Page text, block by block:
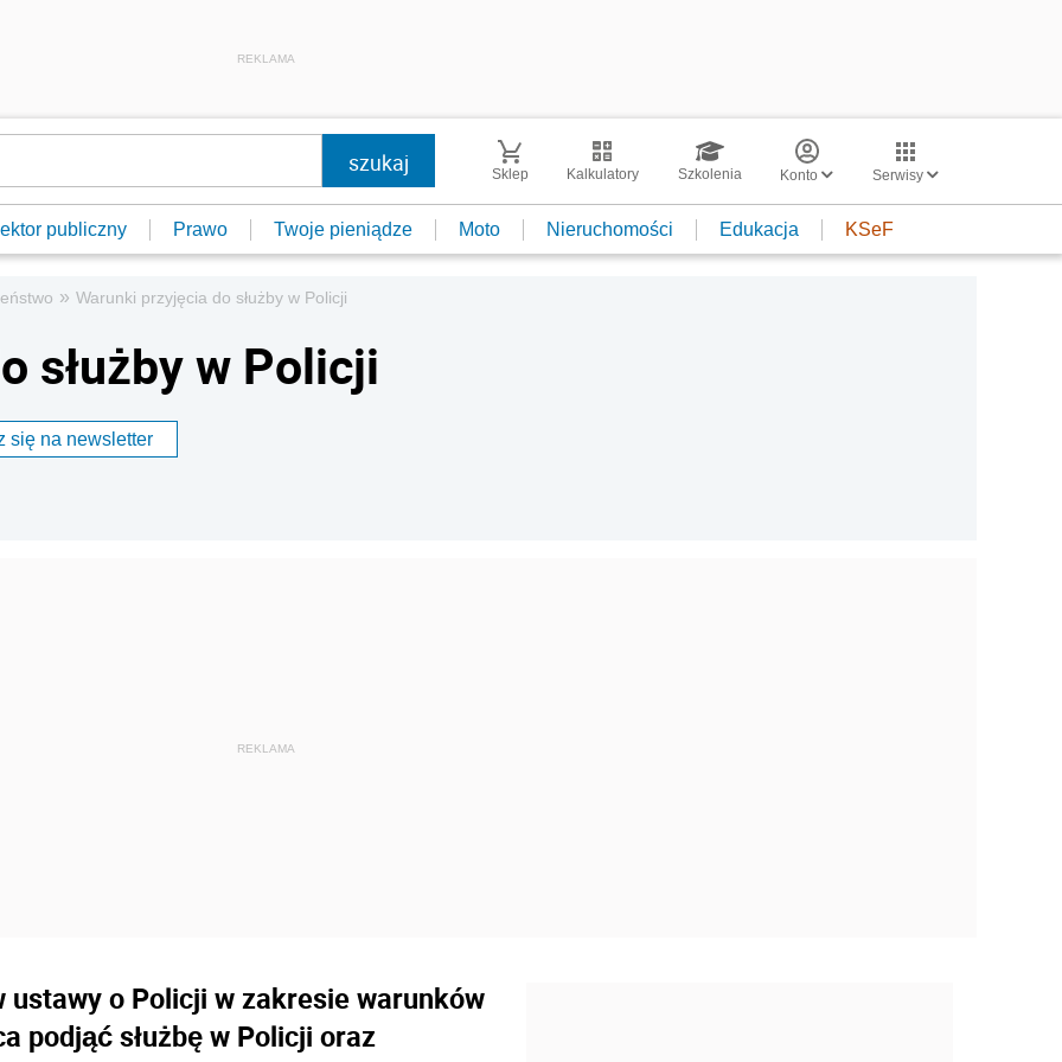
REKLAMA
Sklep Kalkulatory Szkolenia Konto Serwisy
publiczny Prawo Twoje pieniądze Moto Nieruchomości Edukacja KSeF
» Warunki przyjęcia do służby w Policji
służby w Policji
się na newsletter
o Policji w zakresie warunków
podjąć służbę w Policji oraz